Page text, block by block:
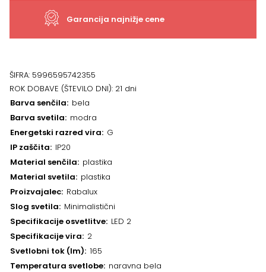
Garancija najnižje cene
ŠIFRA: 5996595742355
ROK DOBAVE (ŠTEVILO DNI): 21 dni
Barva senčila bela
Barva svetila modra
Energetski razred vira G
IP zaščita IP20
Material senčila plastika
Material svetila plastika
Proizvajalec Rabalux
Slog svetila Minimalistični
Specifikacije osvetlitve LED 2
Specifikacije vira 2
Svetlobni tok (lm) 165
Temperatura svetlobe naravna bela